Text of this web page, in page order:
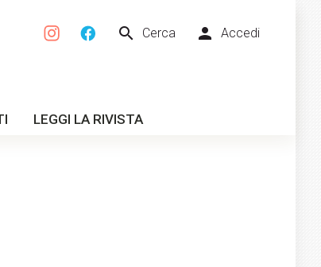
search Cerca person Accedi
LEGGI LA RIVISTA